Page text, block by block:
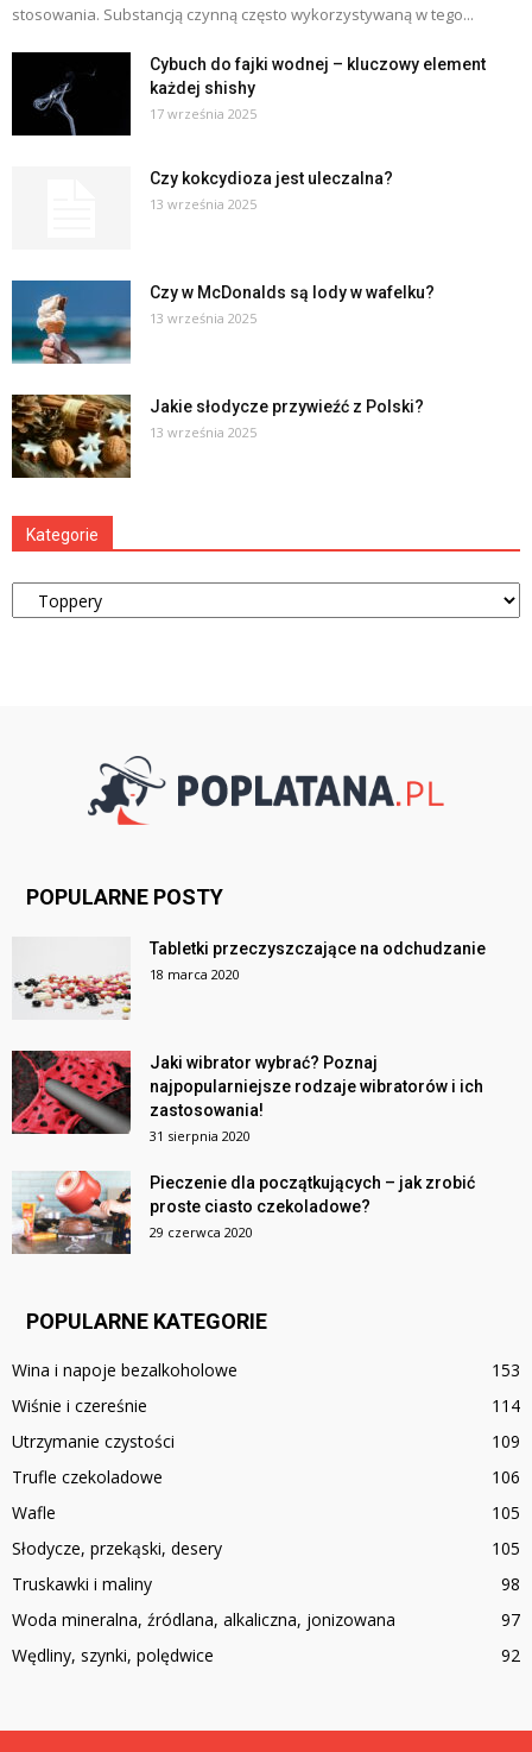
stosowania. Substancją czynną często wykorzystywaną w tego...
Cybuch do fajki wodnej – kluczowy element
każdej shishy
17 września 2025
Czy kokcydioza jest uleczalna?
13 września 2025
Czy w McDonalds są lody w wafelku?
13 września 2025
Jakie słodycze przywieźć z Polski?
13 września 2025
Kategorie
Kategorie
POPULARNE POSTY
Tabletki przeczyszczające na odchudzanie
18 marca 2020
Jaki wibrator wybrać? Poznaj
najpopularniejsze rodzaje wibratorów i ich
zastosowania!
31 sierpnia 2020
Pieczenie dla początkujących – jak zrobić
proste ciasto czekoladowe?
29 czerwca 2020
POPULARNE KATEGORIE
Wina i napoje bezalkoholowe
153
Wiśnie i czereśnie
114
Utrzymanie czystości
109
Trufle czekoladowe
106
Wafle
105
Słodycze, przekąski, desery
105
Truskawki i maliny
98
Woda mineralna, źródlana, alkaliczna, jonizowana
97
Wędliny, szynki, polędwice
92